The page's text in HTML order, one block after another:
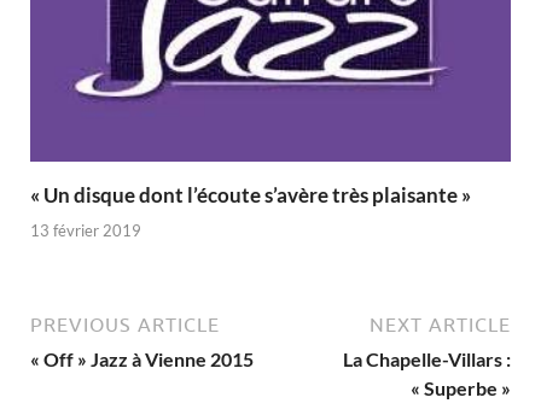
« Un disque dont l’écoute s’avère très plaisante »
13 février 2019
PREVIOUS ARTICLE
« Off » Jazz à Vienne 2015
NEXT ARTICLE
La Chapelle-Villars :
« Superbe »